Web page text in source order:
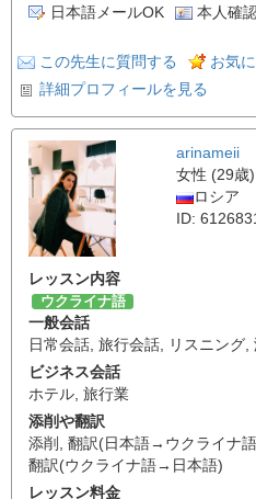
日本語メールOK
本人確
この先生に質問する
お気
詳細プロフィールを見る
arinameii
女性 (29歳)
ロシア
ID:
レッスン内容
ウクライナ語
一般会話
日常会話, 旅行会話, リスニング,
ビジネス会話
ホテル, 旅行業
添削や翻訳
添削 , 翻訳(日本語→ウクライナ
翻訳(ウクライナ語→日本語)
レッスン料金